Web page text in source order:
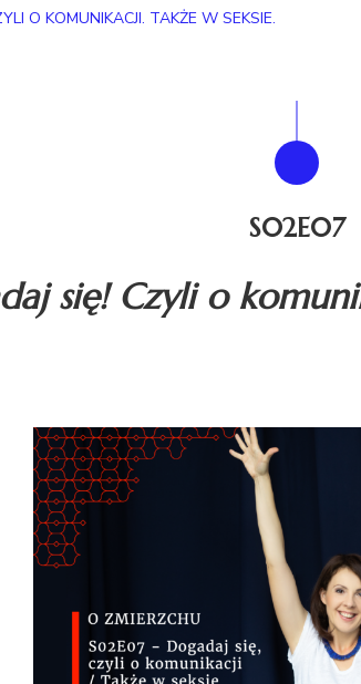
O KOMUNIKACJI. TAKŻE W SEKSIE.
się! Czyli o
S02E07